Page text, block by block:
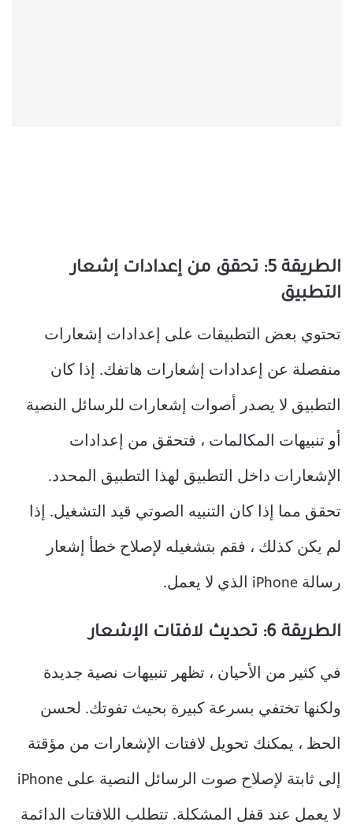
الطريقة 5: تحقق من إعدادات إشعار
التطبيق
تحتوي بعض التطبيقات على إعدادات إشعارات
منفصلة عن إعدادات إشعارات هاتفك. إذا كان
التطبيق لا يصدر أصوات إشعارات للرسائل النصية
أو تنبيهات المكالمات ، فتحقق من إعدادات
الإشعارات داخل التطبيق لهذا التطبيق المحدد.
تحقق مما إذا كان التنبيه الصوتي قيد التشغيل. إذا
لم يكن كذلك ، فقم بتشغيله لإصلاح خطأ إشعار
رسالة iPhone الذي لا يعمل.
الطريقة 6: تحديث لافتات الإشعار
في كثير من الأحيان ، تظهر تنبيهات نصية جديدة
ولكنها تختفي بسرعة كبيرة بحيث تفوتك. لحسن
الحظ ، يمكنك تحويل لافتات الإشعارات من مؤقتة
إلى ثابتة لإصلاح صوت الرسائل النصية على iPhone
لا يعمل عند قفل المشكلة. تتطلب اللافتات الدائمة